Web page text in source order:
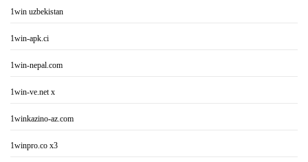
1win uzbekistan
1win-apk.ci
1win-nepal.com
1win-ve.net x
1winkazino-az.com
1winpro.co x3